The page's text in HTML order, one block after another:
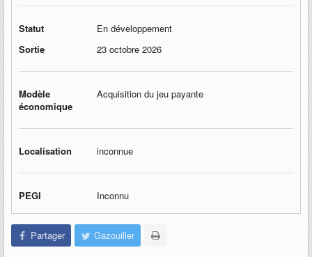
Statut
En développement
Sortie
23 octobre 2026
Modèle
économique
Acquisition du jeu payante
Localisation inconnue
PEGI Inconnu
Partager Gazouiller